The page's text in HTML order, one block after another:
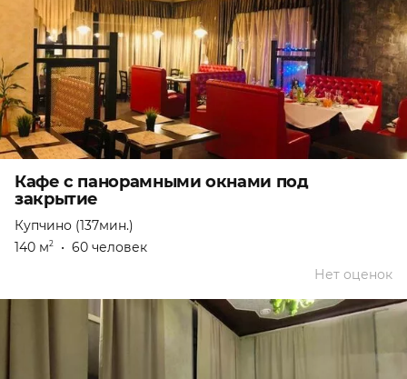
Кафе с панорамными окнами под
закрытие
Купчино (137мин.)
140 м2 • 60 человек
Нет оценок